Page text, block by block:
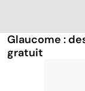
Glaucome :
gratuit